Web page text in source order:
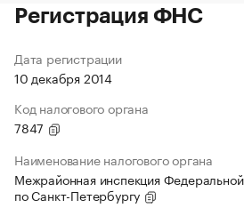
Регистрация ФНС
Дата регистрации
10 декабря 2014
Код налогового органа
7847
Наименование налогового органа
Межрайонная инспекция
по Санкт-Петербургу